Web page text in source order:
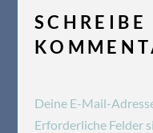
SCHREIBE
Deine E-Mail-
Erforderliche Felder